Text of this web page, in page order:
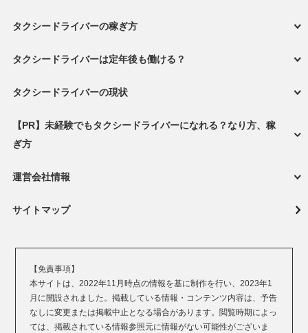
タクシードライバーの稼ぎ方
タクシードライバーは定年後も働ける？
タクシードライバーの現状
【PR】未経験でもタクシードライバーになれる？なり方、稼
ぎ方
運営会社情報
サイトマップ
【免責事項】
本サイトは、2022年11月時点の情報を基に制作を行い、2023年1
月に開設されました。掲載している情報・コンテンツ内容は、予告
なしに変更または掲載中止となる場合があります。閲覧時期によっ
ては、掲載されている情報参照元に情報がない可能性がございま